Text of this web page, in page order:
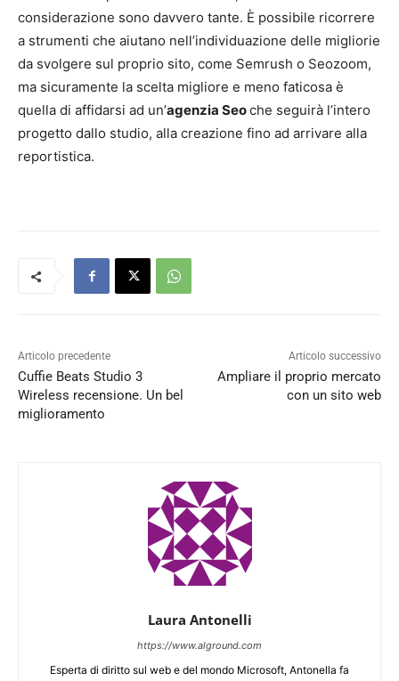
considerazione sono davvero tante. È possibile ricorrere
a strumenti che aiutano nell’individuazione delle migliorie
da svolgere sul proprio sito, come Semrush o Seozoom,
ma sicuramente la scelta migliore e meno faticosa è
quella di affidarsi ad un’agenzia Seoche seguirà l’intero
progetto dallo studio, alla creazione fino ad arrivare alla
reportistica.
Articolo precedente
Cuffie Beats Studio 3
Wireless recensione. Un bel
miglioramento
Articolo successivo
Ampliare il proprio mercato
con un sito web
Laura Antonelli
https://www.alground.com
Esperta di diritto sul web e del mondo Microsoft, Antonella fa